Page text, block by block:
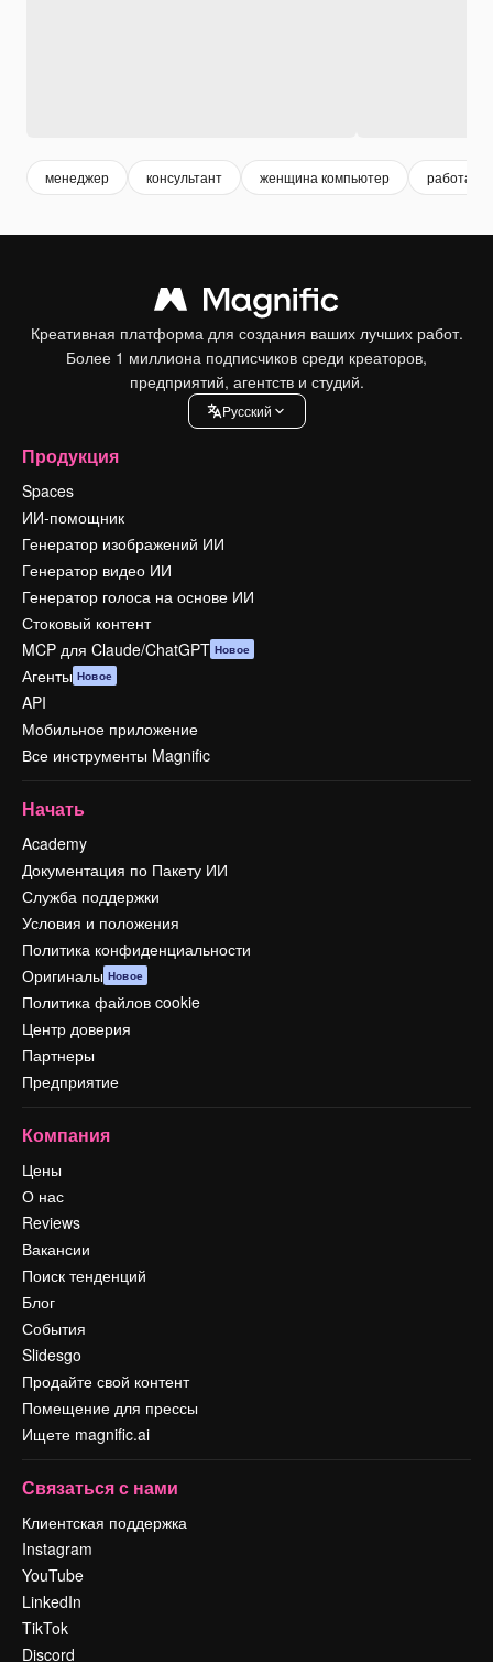
менеджер консультант женщина компьютер работа
Креативная платформа для создания ваших лучших работ.
Более 1 миллиона подписчиков среди креаторов,
предприятий, агентств и студий.
Pусский
Продукция
Spaces
ИИ-помощник
Генератор изображений ИИ
Генератор видео ИИ
Генератор голоса на основе ИИ
Стоковый контент
MCP для Claude/ChatGPT Новое
Агенты Новое
API
Мобильное приложение
Все инструменты Magnific
Начать
Academy
Документация по Пакету ИИ
Служба поддержки
Условия и положения
Политика конфиденциальности
Оригиналы Новое
Политика файлов cookie
Центр доверия
Партнеры
Предприятие
Компания
Цены
О нас
Reviews
Вакансии
Поиск тенденций
Блог
События
Slidesgo
Продайте свой контент
Помещение для прессы
Ищете magnific.ai
Связаться с нами
Клиентская поддержка
Instagram
YouTube
LinkedIn
TikTok
Discord